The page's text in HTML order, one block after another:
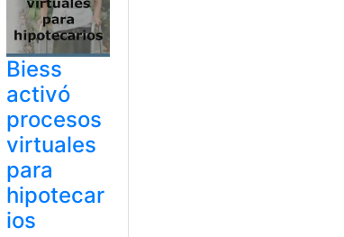
Biess
activó
procesos
virtuales
para
hipotecar
ios